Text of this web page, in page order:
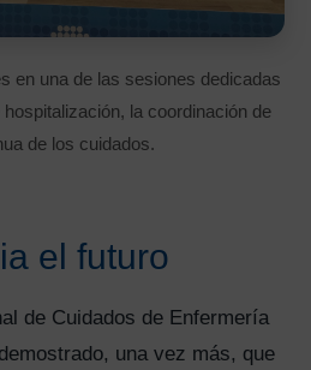
en una de las sesiones dedicadas
la coordinación de
de los cuidados.
el futuro
de Cuidados de Enfermería
una vez más, que